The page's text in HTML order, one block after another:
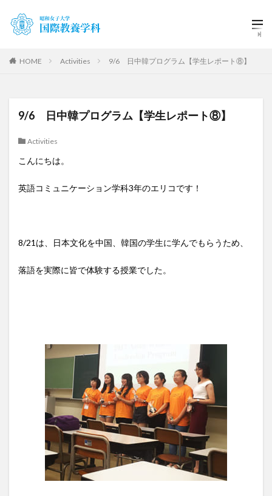
HOME Activities 9/6 日中韓プログラム【学生レポート⑧】
9/6 日中韓プログラム【学生レポート⑧】
Activities
こんにちは。
英語コミュニケーション学科3年のエリコです！
8/21は、日本文化を中国、韓国の学生に学んでもらうため、
落語を実際に皆で体験する授業でした。